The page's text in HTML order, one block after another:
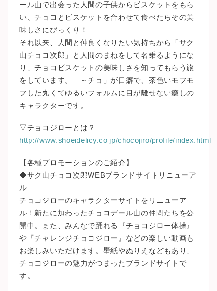
ール山で出会った人間の子供からビスケットをもら
い、チョコとビスケットを合わせて食べたらその美
味しさにびっくり！
それ以来、人間と仲良くなりたい気持ちから「サク
山チョコ次郎」と人間のまねをして名乗るようにな
り、チョコビスケットの美味しさを知ってもらう旅
をしています。「～チョ」が口癖で、茶色いモフモ
フした丸くてゆるいフォルムに目が離せない癒しの
キャラクターです。
▽チョコジローとは？
http://www.shoeidelicy.co.jp/chocojiro/profile/index.html
【各種プロモーションのご紹介】
◆サク山チョコ次郎WEBブランドサイトリニューア
ル
チョコジローのキャラクターサイトをリニューア
ル！新たに加わったチョコデール山の仲間たちを公
開中。また、みんなで踊れる『チョコジロー体操』
や『チャレンジチョコジロー』などの楽しい動画も
お楽しみいただけます。壁紙やぬりえなどもあり、
チョコジローの魅力がつまったブランドサイトで
す。